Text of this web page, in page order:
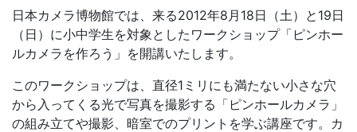
日本カメラ博物館では、来る2012年8月18日（土）と19日
（日）に小中学生を対象としたワークショップ「ピンホー
ルカメラを作ろう」を開講いたします。
このワークショップは、直径1ミリにも満たない小さな穴
から入ってくる光で写真を撮影する「ピンホールカメラ」
の組み立てや撮影、暗室でのプリントを学ぶ講座です。カ